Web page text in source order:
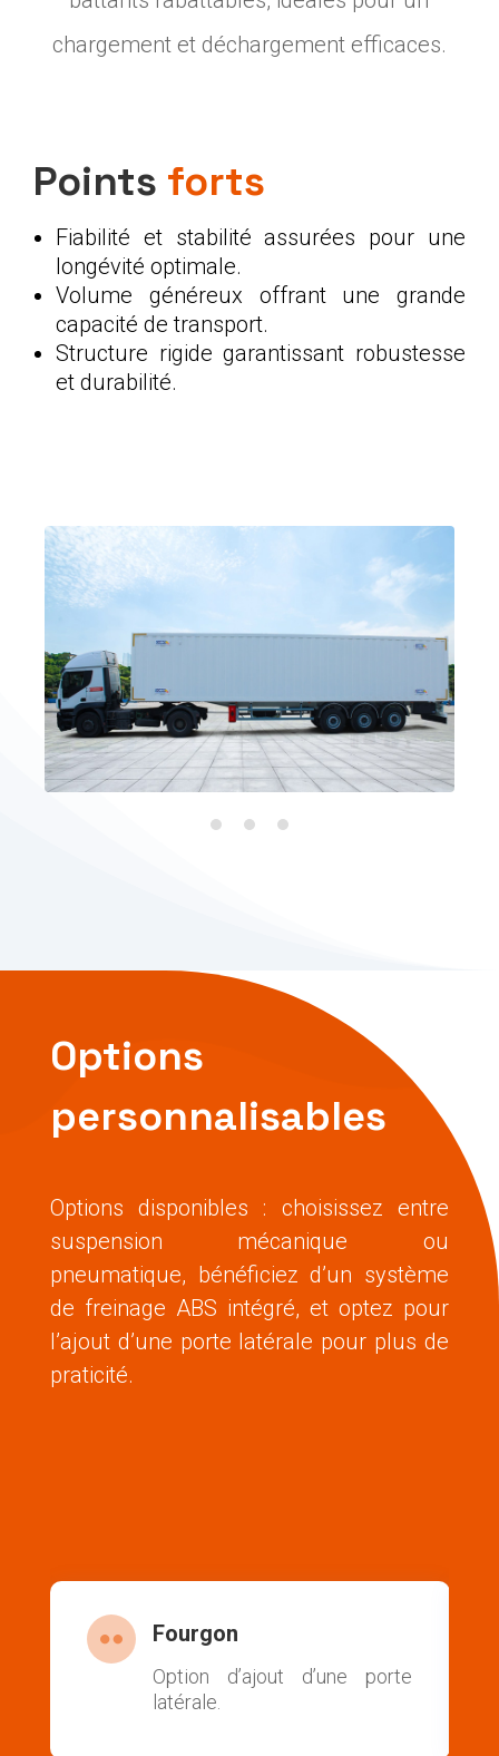
chargement et déchargement efficaces.
Points forts
Fiabilité et stabilité assurées pour une
longévité optimale.
Volume généreux offrant une grande
capacité de transport.
Structure rigide garantissant robustesse
et durabilité.
Options
personnalisables
Options disponibles : choisissez entre
suspension mécanique ou
pneumatique, bénéficiez d’un système
de freinage ABS intégré, et optez pour
l’ajout d’une porte latérale pour plus de
praticité.
 Train roulant
Suspension mécanique ou
pneumatique disponible.